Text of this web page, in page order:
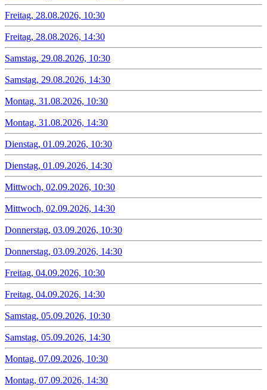
Freitag, 28.08.2026, 10:30
Freitag, 28.08.2026, 14:30
Samstag, 29.08.2026, 10:30
Samstag, 29.08.2026, 14:30
Montag, 31.08.2026, 10:30
Montag, 31.08.2026, 14:30
Dienstag, 01.09.2026, 10:30
Dienstag, 01.09.2026, 14:30
Mittwoch, 02.09.2026, 10:30
Mittwoch, 02.09.2026, 14:30
Donnerstag, 03.09.2026, 10:30
Donnerstag, 03.09.2026, 14:30
Freitag, 04.09.2026, 10:30
Freitag, 04.09.2026, 14:30
Samstag, 05.09.2026, 10:30
Samstag, 05.09.2026, 14:30
Montag, 07.09.2026, 10:30
Montag, 07.09.2026, 14:30